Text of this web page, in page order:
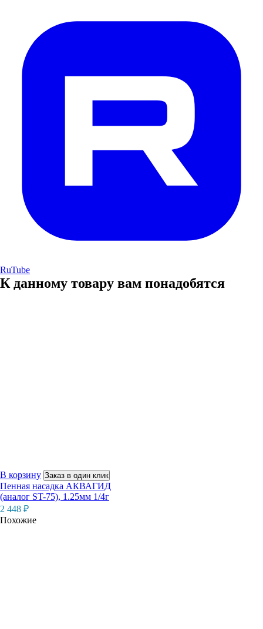
RuTube
К данному товару вам понадобятся
В корзину Заказ в один клик
Пенная насадка АКВАГИД
(аналог ST-75), 1.25мм 1/4г
2 448 ₽
Похожие